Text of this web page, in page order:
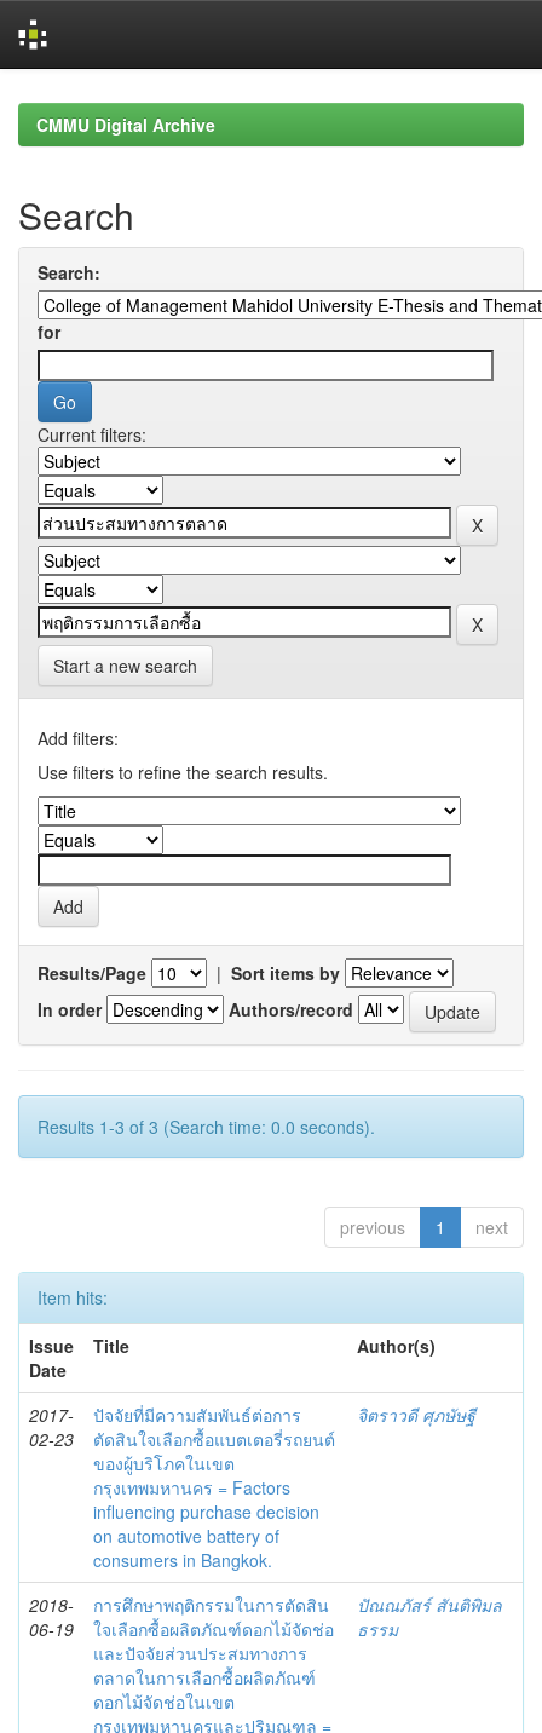
navigationCMMU Digital Archive
Search
Search:
for
Current filters:
Start a new search
Add filters:
Use filters to refine the search results.
Results/Page | Sort items by
In order
Authors/record
Results 1-3 of 3 (Search time: 0.0 seconds).
previous 1 next
Item hits:
Issue
Date
Title Author(s)
2017-
02-23
ปัจจัยที่มีความสัมพันธ์ต่อการ
ตัดสินใจเลือกซื้อแบตเตอรี่รถยนต์
ของผู้บริโภคในเขต
กรุงเทพมหานคร = Factors
influencing purchase decision
on automotive battery of
consumers in Bangkok.
จิตราวดี ศุภษัษฐี
2018-
06-19
การศึกษาพฤติกรรมในการตัดสิน
ใจเลือกซื้อผลิตภัณฑ์ดอกไม้จัดช่อ
และปัจจัยส่วนประสมทางการ
ตลาดในการเลือกซื้อผลิตภัณฑ์
ดอกไม้จัดช่อในเขต
กรุงเทพมหานครและปริมณฑล =
ปัณณภัสร์ สันติพิมล
ธรรม